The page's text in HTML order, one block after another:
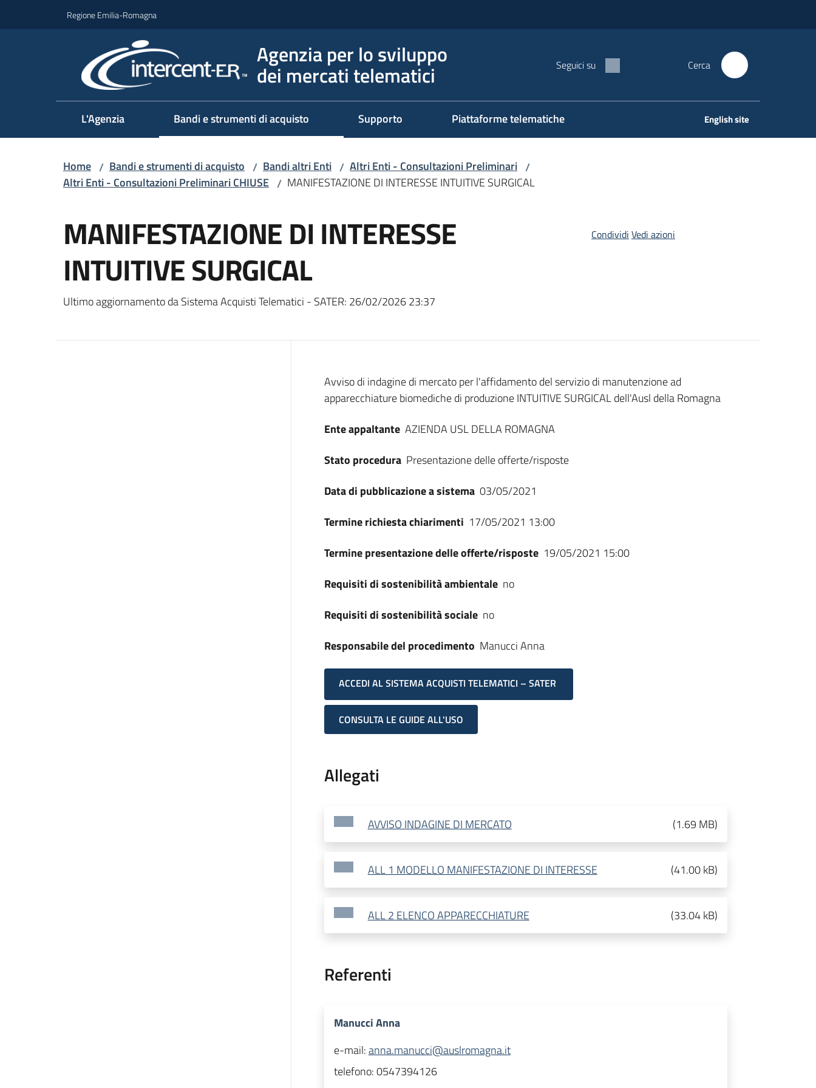
Regione Emilia-Romagna
Agenzia per lo sviluppo
dei mercati telematici Seguici su Cerca
L'Agenzia Bandi e strumenti di acquisto Supporto Piattaforme telematiche English site
Home / Bandi e strumenti di acquisto / Bandi altri Enti / Altri Enti - Consultazioni Preliminari /
Altri Enti - Consultazioni Preliminari CHIUSE / MANIFESTAZIONE DI INTERESSE INTUITIVE SURGICAL
MANIFESTAZIONE DI INTERESSE
INTUITIVE SURGICAL
Ultimo aggiornamento da Sistema Acquisti Telematici - SATER: 26/02/2026 23:37
Condividi Vedi azioni
Dati del bando
Avviso di indagine di mercato per l'affidamento del servizio di manutenzione ad
apparecchiature biomediche di produzione INTUITIVE SURGICAL dell'Ausl della Romagna
Ente appaltante AZIENDA USL DELLA ROMAGNA
Stato procedura Presentazione delle offerte/risposte
Data di pubblicazione a sistema 03/05/2021
Termine richiesta chiarimenti 17/05/2021 13:00
Termine presentazione delle offerte/risposte 19/05/2021 15:00
Requisiti di sostenibilità ambientale no
Requisiti di sostenibilità sociale no
Responsabile del procedimento Manucci Anna
ACCEDI AL SISTEMA ACQUISTI TELEMATICI – SATER
CONSULTA LE GUIDE ALL'USO
Allegati
AVVISO INDAGINE DI MERCATO (1.69 MB)
ALL 1 MODELLO MANIFESTAZIONE DI INTERESSE (41.00 kB)
ALL 2 ELENCO APPARECCHIATURE (33.04 kB)
Referenti
Manucci Anna
e-mail:anna.manucci@auslromagna.it
telefono:0547394126